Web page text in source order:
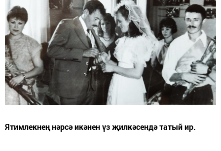
Ятимлекнең нәрсә икәнен үз җилкәсендә татый ир.